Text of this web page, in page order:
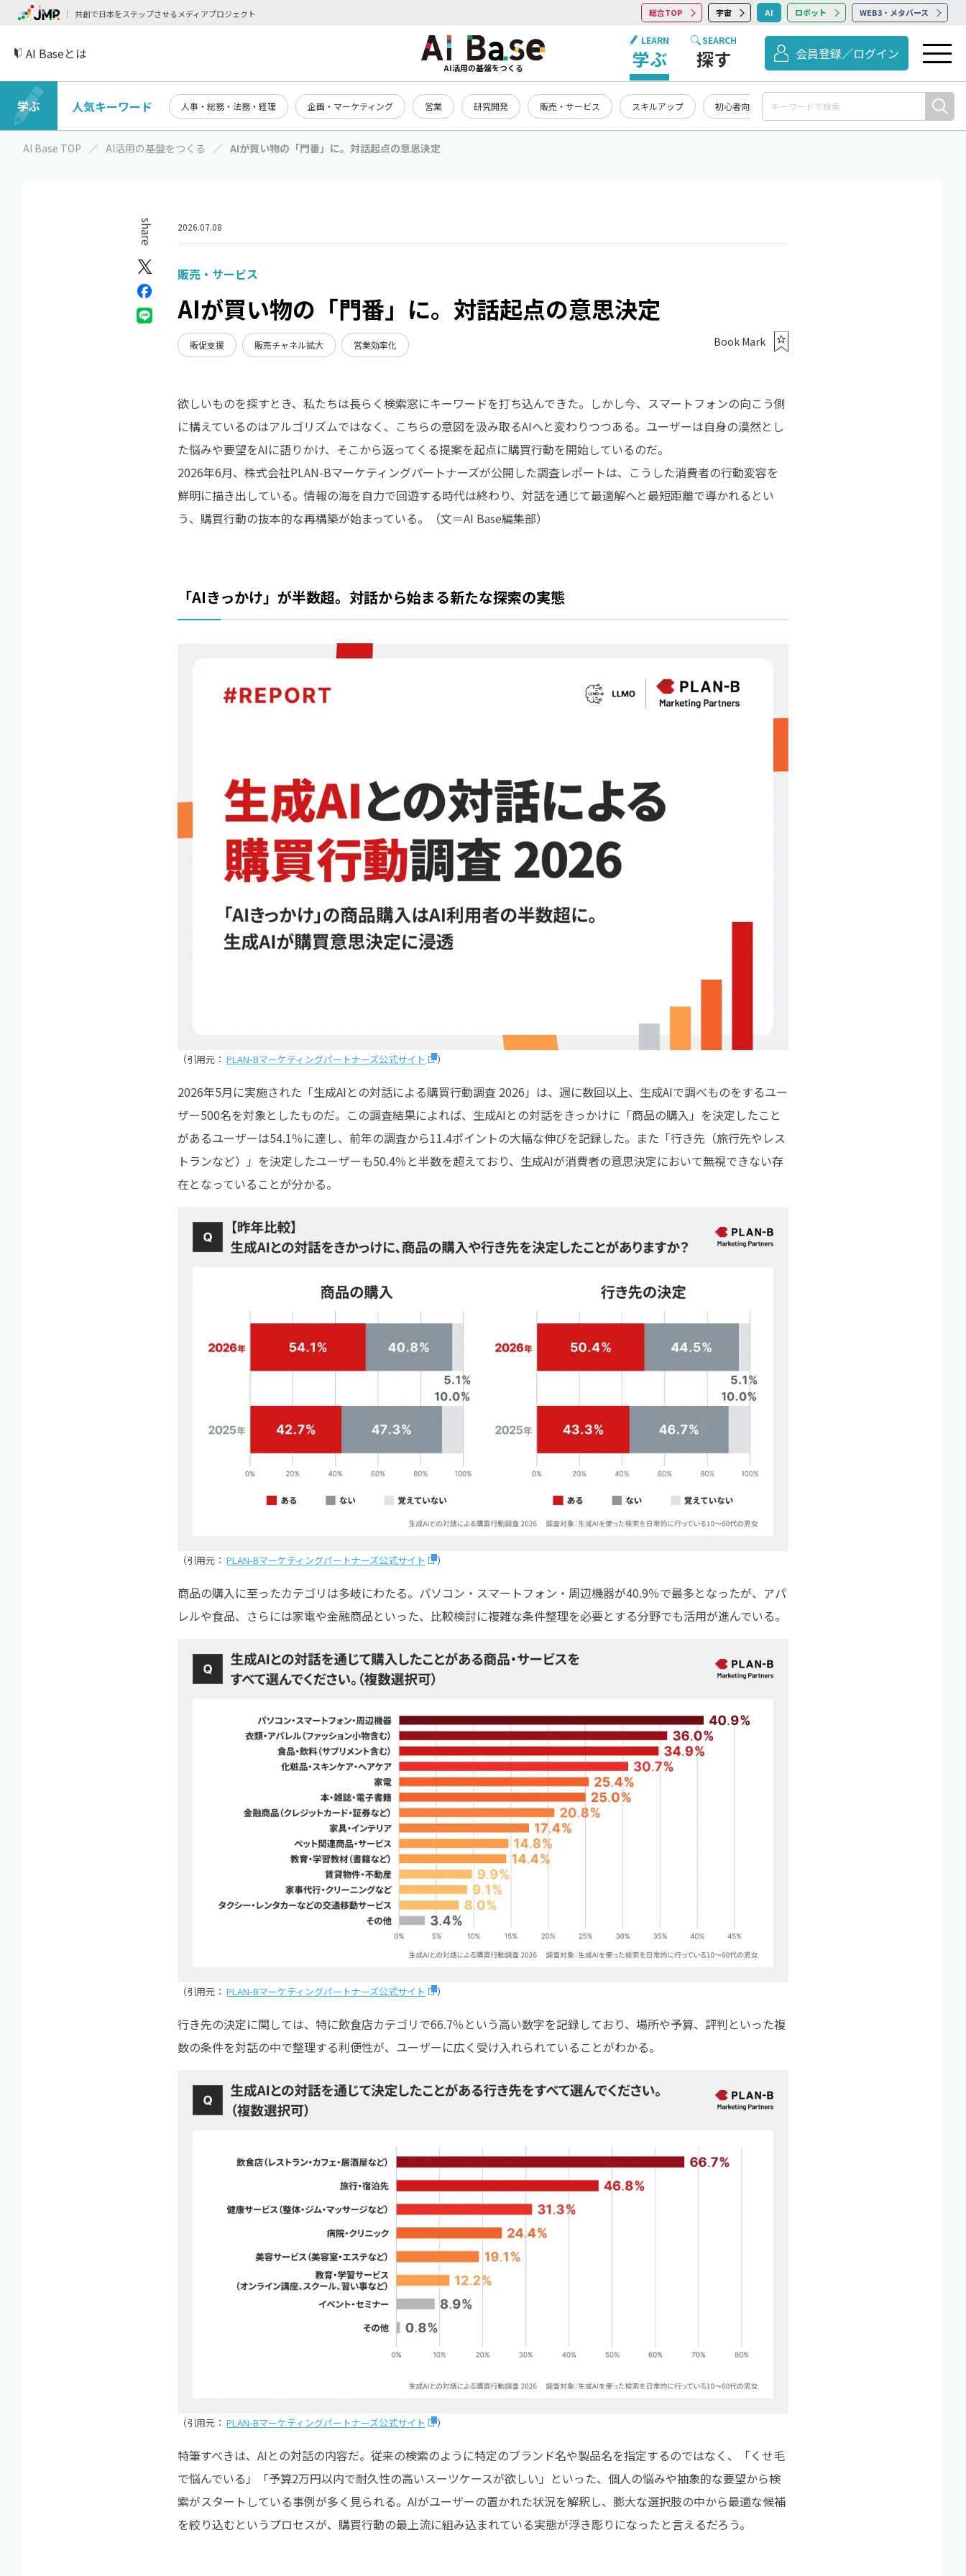
共創で日本をステップさせるメディアプロジェクト 総合TOP 宇宙 AI ロボット WEB3・メタバース
AI活用の基盤をつくる
AI Baseとは
LEARN
学ぶ
SEARCH
探す 会員登録／ログイン
学ぶ 人気キーワード 人事・総務・法務・経理 企画・マーケティング 営業 研究開発 販売・サービス スキルアップ 初心者向け 記事まとめ・お知らせ
AI Base TOP AI活用の基盤をつくる AIが買い物の「門番」に。対話起点の意思決定
2026.07.08
販売・サービス
AIが買い物の「門番」に。対話起点の意思決定
販促支援 販売チャネル拡大 営業効率化 Book Mark
欲しいものを探すとき、私たちは長らく検索窓にキーワードを打ち込んできた。しかし今、スマートフォンの向こう側
に構えているのはアルゴリズムではなく、こちらの意図を汲み取るAIへと変わりつつある。ユーザーは自身の漠然とし
た悩みや要望をAIに語りかけ、そこから返ってくる提案を起点に購買行動を開始しているのだ。
2026年6月、株式会社PLAN-Bマーケティングパートナーズが公開した調査レポートは、こうした消費者の行動変容を
鮮明に描き出している。情報の海を自力で回遊する時代は終わり、対話を通じて最適解へと最短距離で導かれるとい
う、購買行動の抜本的な再構築が始まっている。（文＝AI Base編集部）
「AIきっかけ」が半数超。対話から始まる新たな探索の実態
（引用元： PLAN-Bマーケティングパートナーズ公式サイト ）
2026年5月に実施された「生成AIとの対話による購買行動調査 2026」は、週に数回以上、生成AIで調べものをするユー
ザー500名を対象としたものだ。この調査結果によれば、生成AIとの対話をきっかけに「商品の購入」を決定したこと
があるユーザーは54.1％に達し、前年の調査から11.4ポイントの大幅な伸びを記録した。また「行き先（旅行先やレス
トランなど）」を決定したユーザーも50.4％と半数を超えており、生成AIが消費者の意思決定において無視できない存
在となっていることが分かる。
（引用元： PLAN-Bマーケティングパートナーズ公式サイト ）
商品の購入に至ったカテゴリは多岐にわたる。パソコン・スマートフォン・周辺機器が40.9％で最多となったが、アパ
レルや食品、さらには家電や金融商品といった、比較検討に複雑な条件整理を必要とする分野でも活用が進んでいる。
（引用元： PLAN-Bマーケティングパートナーズ公式サイト ）
行き先の決定に関しては、特に飲食店カテゴリで66.7％という高い数字を記録しており、場所や予算、評判といった複
数の条件を対話の中で整理する利便性が、ユーザーに広く受け入れられていることがわかる。
（引用元： PLAN-Bマーケティングパートナーズ公式サイト ）
特筆すべきは、AIとの対話の内容だ。従来の検索のように特定のブランド名や製品名を指定するのではなく、「くせ毛
で悩んでいる」「予算2万円以内で耐久性の高いスーツケースが欲しい」といった、個人の悩みや抽象的な要望から検
索がスタートしている事例が多く見られる。AIがユーザーの置かれた状況を解釈し、膨大な選択肢の中から最適な候補
を絞り込むというプロセスが、購買行動の最上流に組み込まれている実態が浮き彫りになったと言えるだろう。
share